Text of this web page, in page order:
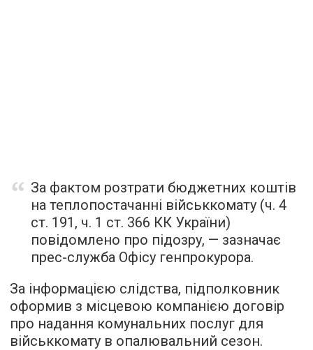
За фактом розтрати бюджетних коштів
на теплопостачанні військкомату (ч. 4
ст. 191, ч. 1 ст. 366 КК України)
повідомлено про підозру, — зазначає
прес-служба Офісу генпрокурора.
За інформацією слідства, підполковник
оформив з місцевою компанією договір
про надання комунальних послуг для
військкомату в опалювальний сезон.